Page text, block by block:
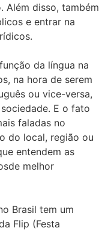
Além disso, também
e entrar na
da língua na
na hora de serem
ou vice-versa,
E o fato
faladas no
do local, região ou
entendem as
melhor
Brasil tem um
Flip (Festa